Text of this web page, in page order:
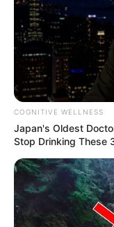
COGNITIVE WELLNESS
Japan's Oldest
Stop Drinking These